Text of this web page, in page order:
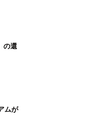
の還
ムが